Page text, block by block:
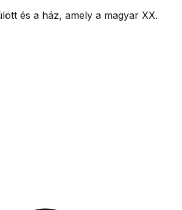
és a ház, amely a magyar XX.